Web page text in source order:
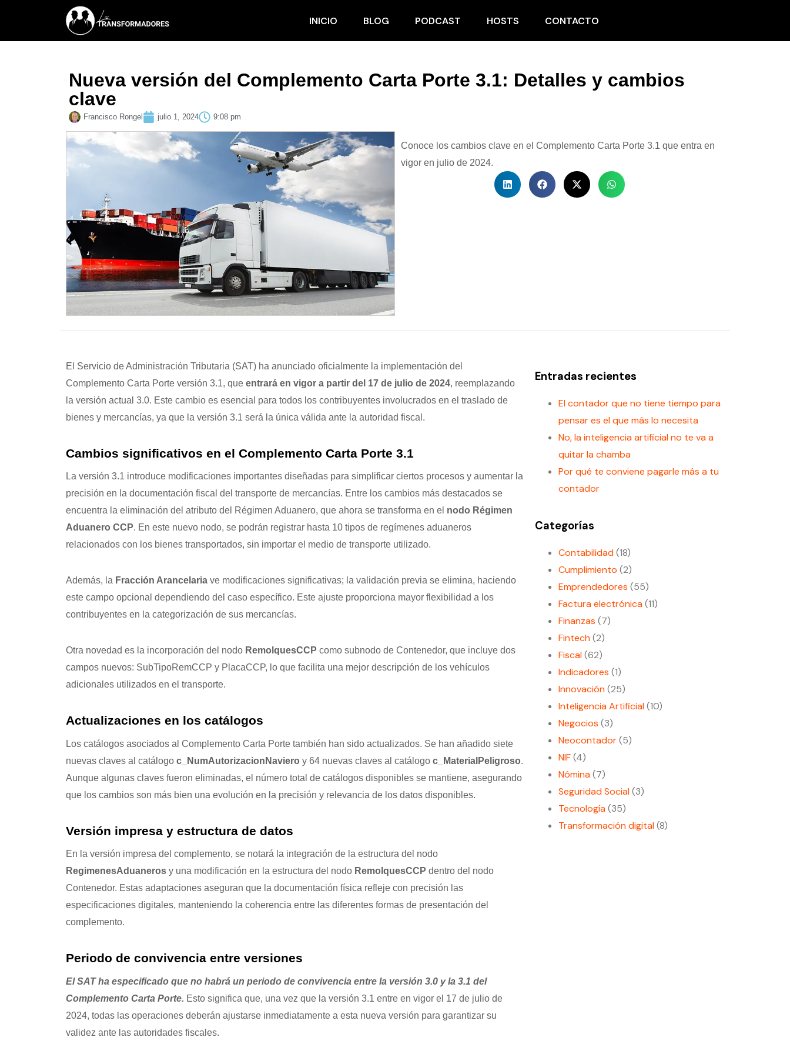
INICIO BLOG PODCAST HOSTS CONTACTO
Nueva versión del Complemento Carta Porte 3.1: Detalles y cambios
clave
Francisco Rongel julio 1, 2024 9:08 pm
Conoce los cambios clave en el Complemento Carta Porte 3.1 que entra en
vigor en julio de 2024.
El Servicio de Administración Tributaria (SAT) ha anunciado oficialmente la implementación del
Complemento Carta Porte versión 3.1, que entrará en vigor a partir del 17 de julio de 2024, reemplazando
la versión actual 3.0. Este cambio es esencial para todos los contribuyentes involucrados en el traslado de
bienes y mercancías, ya que la versión 3.1 será la única válida ante la autoridad fiscal.
Cambios significativos en el Complemento Carta Porte 3.1
La versión 3.1 introduce modificaciones importantes diseñadas para simplificar ciertos procesos y aumentar la
precisión en la documentación fiscal del transporte de mercancías. Entre los cambios más destacados se
encuentra la eliminación del atributo del Régimen Aduanero, que ahora se transforma en el nodo Régimen
Aduanero CCP. En este nuevo nodo, se podrán registrar hasta 10 tipos de regímenes aduaneros
relacionados con los bienes transportados, sin importar el medio de transporte utilizado.
Además, la Fracción Arancelaria ve modificaciones significativas; la validación previa se elimina, haciendo
este campo opcional dependiendo del caso específico. Este ajuste proporciona mayor flexibilidad a los
contribuyentes en la categorización de sus mercancías.
Otra novedad es la incorporación del nodo RemolquesCCP como subnodo de Contenedor, que incluye dos
campos nuevos: SubTipoRemCCP y PlacaCCP, lo que facilita una mejor descripción de los vehículos
adicionales utilizados en el transporte.
Actualizaciones en los catálogos
Los catálogos asociados al Complemento Carta Porte también han sido actualizados. Se han añadido siete
nuevas claves al catálogo c_NumAutorizacionNaviero y 64 nuevas claves al catálogo c_MaterialPeligroso.
Aunque algunas claves fueron eliminadas, el número total de catálogos disponibles se mantiene, asegurando
que los cambios son más bien una evolución en la precisión y relevancia de los datos disponibles.
Versión impresa y estructura de datos
En la versión impresa del complemento, se notará la integración de la estructura del nodo
RegimenesAduaneros y una modificación en la estructura del nodo RemolquesCCP dentro del nodo
Contenedor. Estas adaptaciones aseguran que la documentación física refleje con precisión las
especificaciones digitales, manteniendo la coherencia entre las diferentes formas de presentación del
complemento.
Periodo de convivencia entre versiones
El SAT ha especificado que no habrá un periodo de convivencia entre la versión 3.0 y la 3.1 del
Complemento Carta Porte. Esto significa que, una vez que la versión 3.1 entre en vigor el 17 de julio de
2024, todas las operaciones deberán ajustarse inmediatamente a esta nueva versión para garantizar su
validez ante las autoridades fiscales.
Entradas recientes
El contador que no tiene tiempo para
pensar es el que más lo necesita
No, la inteligencia artificial no te va a
quitar la chamba
Por qué te conviene pagarle más a tu
contador
Categorías
Contabilidad(18)
Cumplimiento (2)
Emprendedores (55)
Factura electrónica(11)
Finanzas (7)
Fintech(2)
Fiscal(62)
Indicadores (1)
Innovación(25)
Inteligencia Artificial(10)
Negocios (3)
Neocontador(5)
NIF(4)
Nómina(7)
Seguridad Social(3)
Tecnología(35)
Transformación digital(8)